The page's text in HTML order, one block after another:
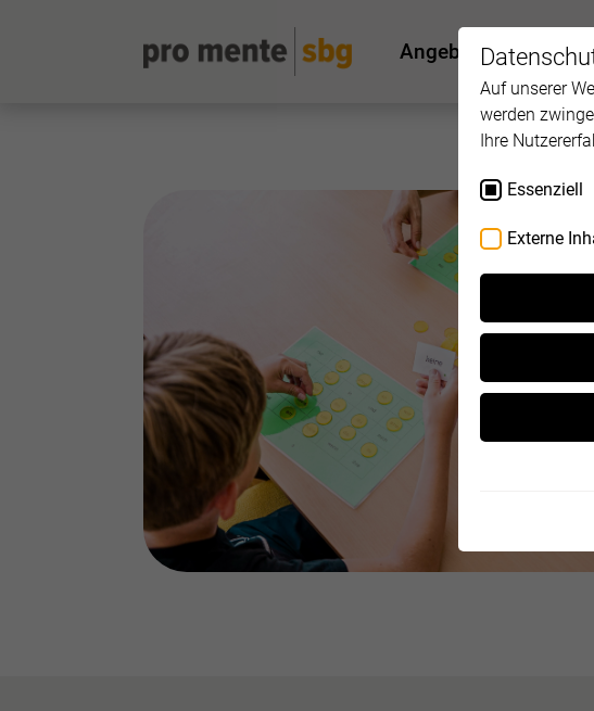
Auf unserer
werden
Ihre
Essenziell
Externe
Angebote